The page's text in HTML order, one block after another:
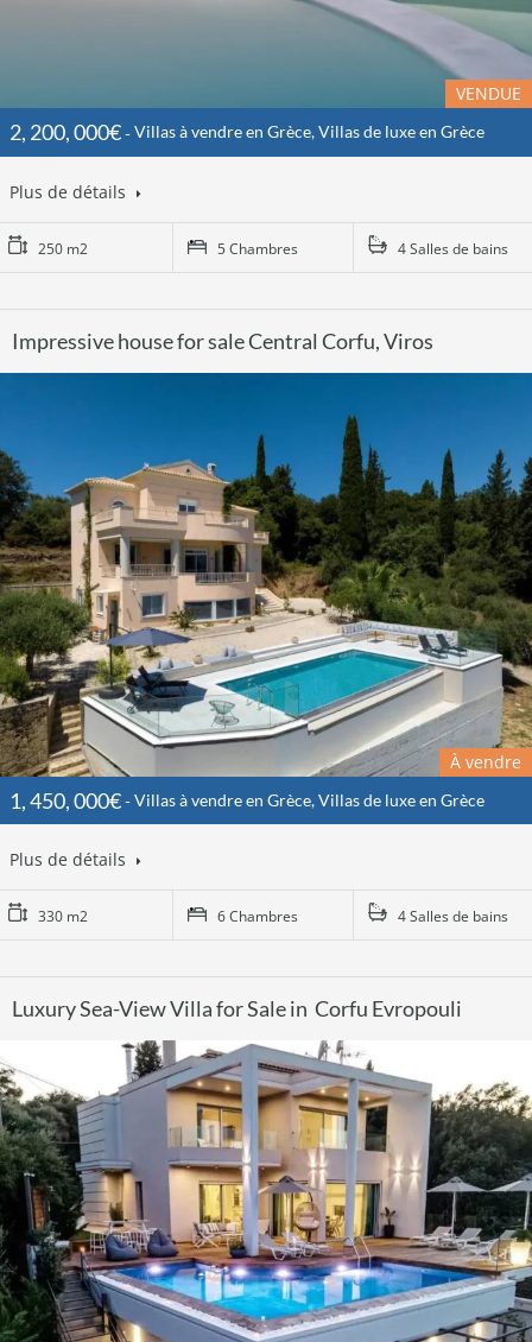
VENDUE
2, 200, 000€ Villas à vendre en Grèce, Villas de luxe en Grèce
Plus de détails
250 m2 5 Chambres 4 Salles de bains
Impressive house for sale Central Corfu, Viros
À vendre
1, 450, 000€ Villas à vendre en Grèce, Villas de luxe en Grèce
Plus de détails
330 m2 6 Chambres 4 Salles de bains
Luxury Sea-View Villa for Sale in Corfu Evropouli